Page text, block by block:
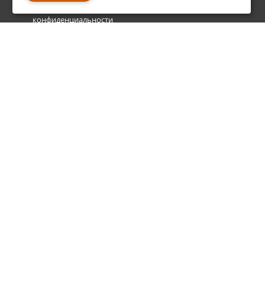
конфиденциальности